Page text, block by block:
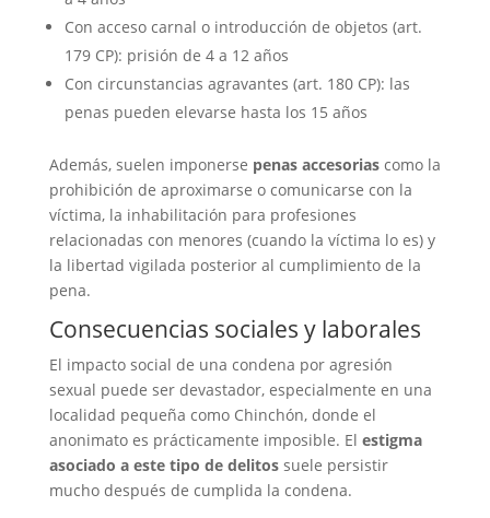
Con acceso carnal o introducción de objetos (art.
179 CP): prisión de 4 a 12 años
Con circunstancias agravantes (art. 180 CP): las
penas pueden elevarse hasta los 15 años
Además, suelen imponerse penas accesoriascomo la
prohibición de aproximarse o comunicarse con la
víctima, la inhabilitación para profesiones
relacionadas con menores (cuando la víctima lo es) y
la libertad vigilada posterior al cumplimiento de la
pena.
Consecuencias sociales y laborales
El impacto social de una condena por agresión
sexual puede ser devastador, especialmente en una
localidad pequeña como Chinchón, donde el
anonimato es prácticamente imposible. El estigma
asociado a este tipo de delitossuele persistir
mucho después de cumplida la condena.